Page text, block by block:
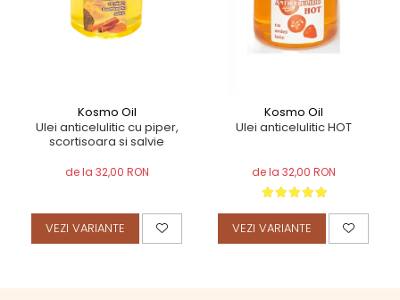
Kosmo Oil
Ulei anticelulitic cu piper,
scortisoara si salvie
de la 32,00 RON
VEZI VARIANTE
Kosmo Oil
Ulei anticelulitic HOT
de la 32,00 RON
VEZI VARIANTE